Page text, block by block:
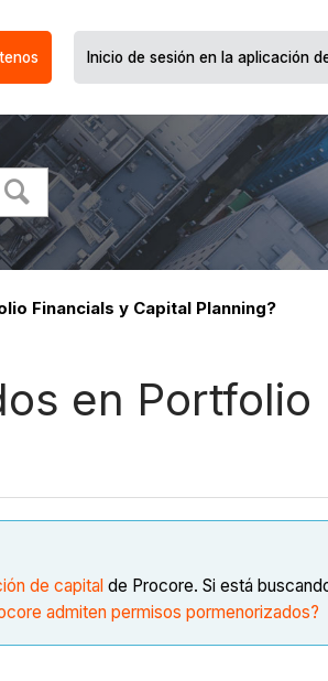
Inicio de sesión en la aplicación
Financials y Capital Planning?
en Portfolio
de capital de Procore. Si está
admiten permisos pormenorizados?